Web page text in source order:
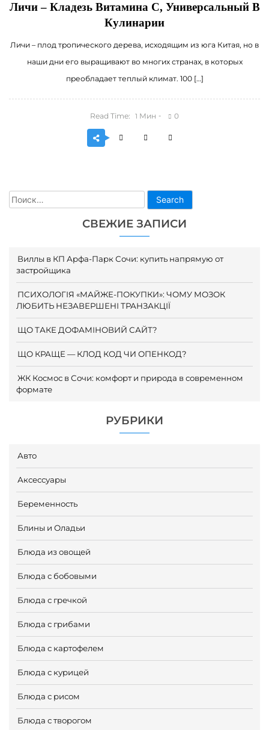
Search
СВЕЖИЕ ЗАПИСИ
Виллы в КП Арфа-Парк Сочи: купить напрямую от
застройщика
ПСИХОЛОГІЯ «МАЙЖЕ-ПОКУПКИ»: ЧОМУ МОЗОК
ЛЮБИТЬ НЕЗАВЕРШЕНІ ТРАНЗАКЦІЇ
ЩО ТАКЕ ДОФАМІНОВИЙ САЙТ?
ЩО КРАЩЕ — КЛОД КОД ЧИ ОПЕНКОД?
ЖК Космос в Сочи: комфорт и природа в современном
формате
РУБРИКИ
Авто
Аксессуары
Беременность
Блины и Оладьи
Блюда из овощей
Блюда с бобовыми
Блюда с гречкой
Блюда с грибами
Блюда с картофелем
Блюда с курицей
Блюда с рисом
Блюда с творогом
Личи – Кладезь Витамина С, Универсальный В
Кулинарии
Личи – плод тропического дерева, исходящим из юга Китая, но в
наши дни его выращивают во многих странах, в которых
преобладает теплый климат. 100 […]
Read Time: 1 Мин 0